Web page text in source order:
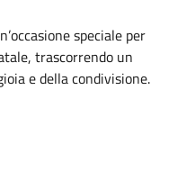
speciale per
trascorrendo un
e della condivisione.